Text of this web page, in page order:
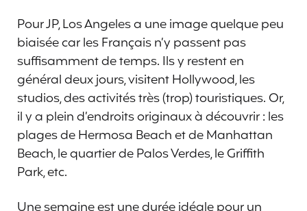
Pour JP, Los Angeles a une image quelque peu
biaisée car les Français n’y passent pas
suffisamment de temps. Ils y restent en
général deux jours, visitent Hollywood, les
studios, des activités très (trop) touristiques. Or,
il y a plein d’endroits originaux à découvrir : les
plages de Hermosa Beach et de Manhattan
Beach, le quartier de Palos Verdes, le Griffith
Park, etc.